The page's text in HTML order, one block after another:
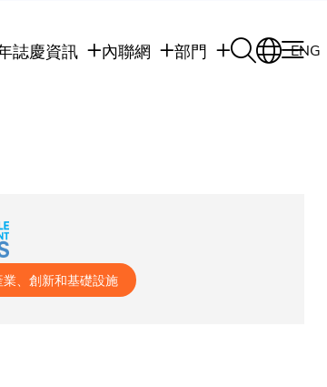
誌慶資訊 內聯網 部門 ENG
業、創新和基礎設施